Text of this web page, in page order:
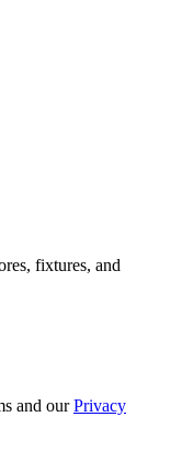
fixtures, and
and ourPrivacy